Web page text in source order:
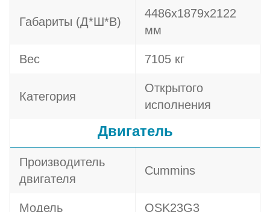
Габариты (Д*Ш*В)
4486x1879x2122
мм
Вес 7105 кг
Категория
Открытого
исполнения
Двигатель
Производитель
двигателя
Cummins
Модель QSK23G3